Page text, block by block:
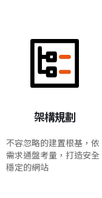
架構規劃
不容忽略的建置根基，依
需求通盤考量，打造安全
穩定的網站